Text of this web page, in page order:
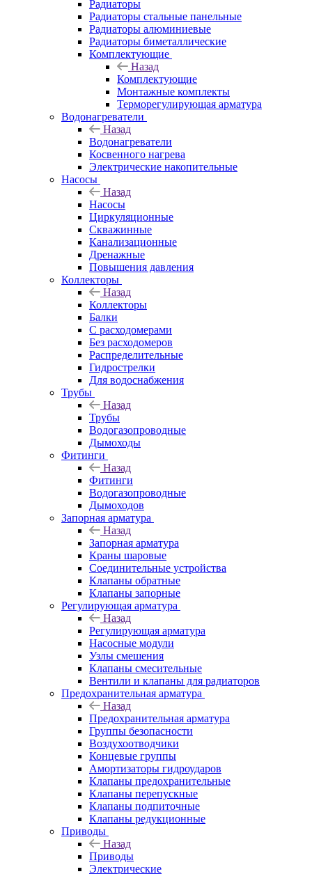
Радиаторы
Радиаторы стальные панельные
Радиаторы алюминиевые
Радиаторы биметаллические
Комплектующие
Назад
Комплектующие
Монтажные комплекты
Терморегулирующая арматура
Водонагреватели
Назад
Водонагреватели
Косвенного нагрева
Электрические накопительные
Насосы
Назад
Насосы
Циркуляционные
Скважинные
Канализационные
Дренажные
Повышения давления
Коллекторы
Назад
Коллекторы
Балки
С расходомерами
Без расходомеров
Распределительные
Гидрострелки
Для водоснабжения
Трубы
Назад
Трубы
Водогазопроводные
Дымоходы
Фитинги
Назад
Фитинги
Водогазопроводные
Дымоходов
Запорная арматура
Назад
Запорная арматура
Краны шаровые
Соединительные устройства
Клапаны обратные
Клапаны запорные
Регулирующая арматура
Назад
Регулирующая арматура
Насосные модули
Узлы смешения
Клапаны смесительные
Вентили и клапаны для радиаторов
Предохранительная арматура
Назад
Предохранительная арматура
Группы безопасности
Воздухоотводчики
Концевые группы
Амортизаторы гидроударов
Клапаны предохранительные
Клапаны перепускные
Клапаны подпиточные
Клапаны редукционные
Приводы
Назад
Приводы
Электрические